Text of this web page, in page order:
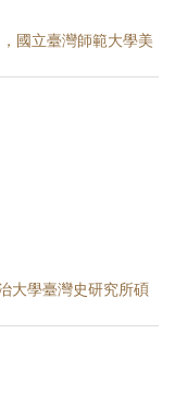
國立臺灣師範大學美
大學臺灣史研究所碩